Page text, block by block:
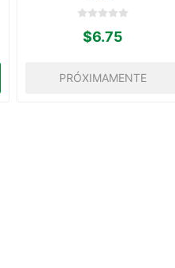
$6.75
PRÓXIMAMENTE